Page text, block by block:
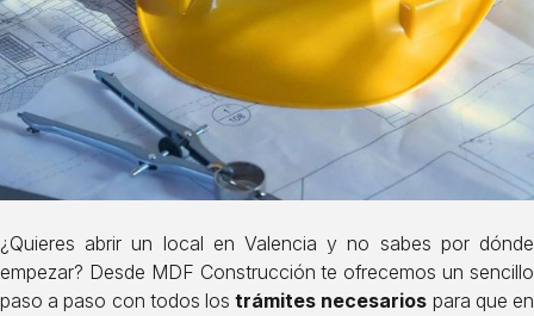
¿Quieres abrir un local en Valencia y no sabes por dónde
empezar? Desde MDF Construcción te ofrecemos un sencillo
paso a paso con todos lostrámites necesarios para que en